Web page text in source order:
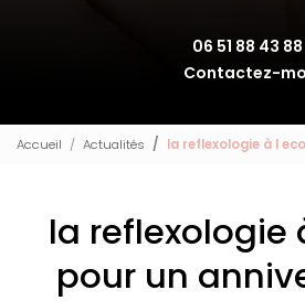
06 51 88 43 88
Contactez-
Accueil Actualités la reflexologie à l
la reflexologie
pour un